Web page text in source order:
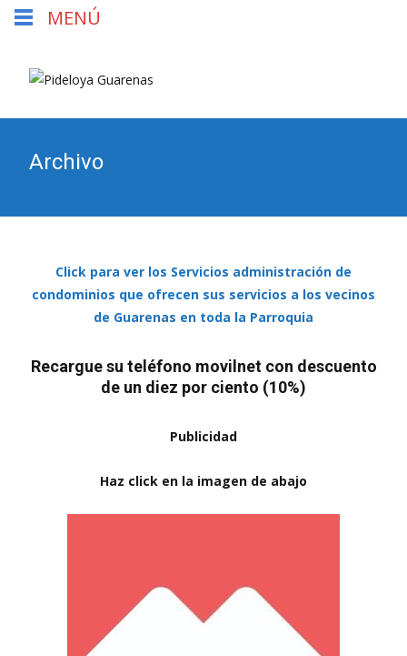
Archivo
Click para ver los Servicios administración de
condominios que ofrecen sus servicios a los vecinos
de Guarenas en toda la Parroquia
Recargue su teléfono movilnet con descuento
de un diez por ciento (10%)
Publicidad
Haz click en la imagen de abajo
MENÚ